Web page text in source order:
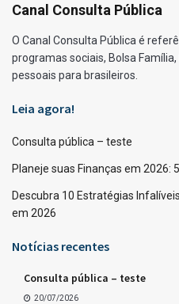
Canal Consulta Pública
O Canal Consulta Pública é
programas sociais, Bolsa
pessoais para brasileiros.
Leia agora!
Consulta pública – teste
Planeje suas Finanças em 2026:
Descubra 10 Estratégias
em 2026
Notícias recentes
Consulta pública – teste
20/07/2026